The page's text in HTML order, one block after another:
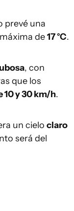
prevé una
de17 °C.
, con
que los
10 y 30 km/h.
un cielo claro
será del